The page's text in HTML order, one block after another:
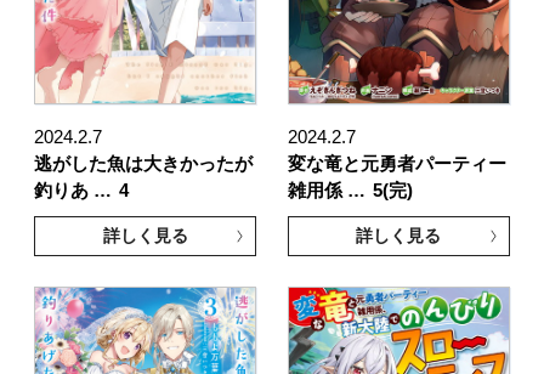
2024.2.7
逃がした魚は大きかったが
釣りあ … 4
詳しく見る
2024.2.7
変な竜と元勇者パーティー
雑用係 … 5(完)
詳しく見る